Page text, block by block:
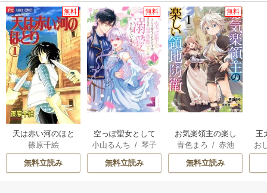
無料
天は赤い河のほと
り
篠原千絵
無料立読み
無料
空っぽ聖女として
捨てられたはず
が、嫁ぎ先の皇帝
陛下に溺愛されて
小山るんち /琴子
無料立読み
無料
お気楽領主の楽し
い領地防衛
青色まろ / 赤池
宗/転
無料立読み
王
こ
お